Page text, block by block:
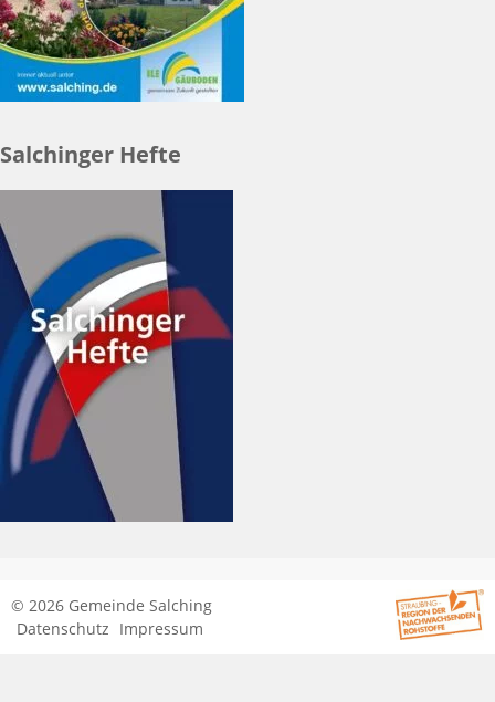
Salchinger Hefte
© 2026 Gemeinde Salching
Datenschutz Impressum